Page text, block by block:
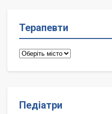
Терапевти
Терапевти
Педіатри